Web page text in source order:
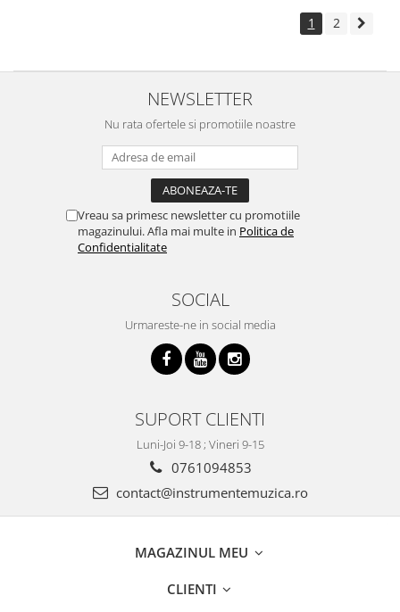
1 2
NEWSLETTER
Nu rata ofertele si promotiile noastre
Vreau sa primesc newsletter cu promotiile
magazinului. Afla mai multe in Politica de
Confidentialitate
SOCIAL
Urmareste-ne in social media
SUPORT CLIENTI
Luni-Joi 9-18 ; Vineri 9-15
0761094853
contact@instrumentemuzica.ro
MAGAZINUL MEU
CLIENTI